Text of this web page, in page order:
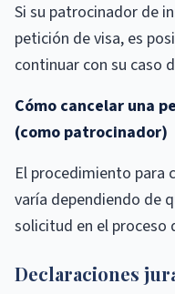
Si su patrocinador de
petición de visa, es
continuar con su caso
Cómo cancelar una
(como patrocinador)
El procedimiento para
varía dependiendo de
solicitud en el proceso
Declaraciones